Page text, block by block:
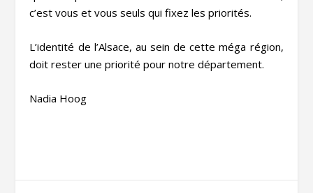
c’est vous et vous seuls qui fixez les priorités.
L’identité de l’Alsace, au sein de cette méga région,
doit rester une priorité pour notre département.
Nadia Hoog